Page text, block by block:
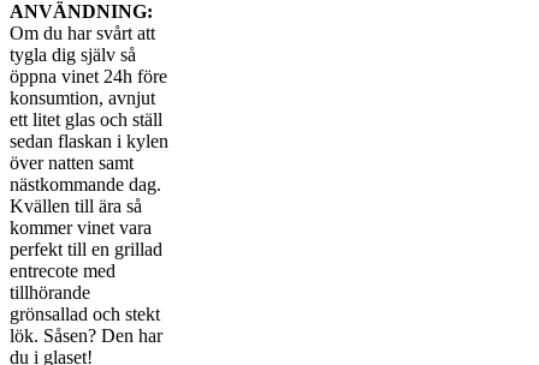
ANVÄNDNING:
Om du har svårt att
tygla dig själv så
öppna vinet 24h före
konsumtion, avnjut
ett litet glas och ställ
sedan flaskan i kylen
över natten samt
nästkommande dag.
Kvällen till ära så
kommer vinet vara
perfekt till en grillad
entrecote med
tillhörande
grönsallad och stekt
lök. Såsen? Den har
du i glaset!